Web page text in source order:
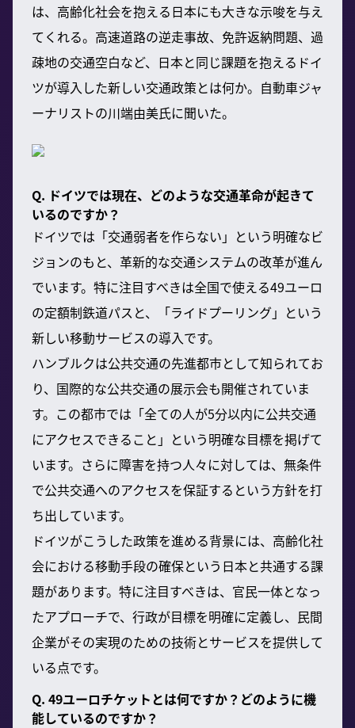
は、高齢化社会を抱える日本にも大きな示唆を与え
てくれる。高速道路の逆走事故、免許返納問題、過
疎地の交通空白など、日本と同じ課題を抱えるドイ
ツが導入した新しい交通政策とは何か。自動車ジャ
ーナリストの川端由美氏に聞いた。
Q. ドイツでは現在、どのような交通革命が起きて
いるのですか？
ドイツでは「交通弱者を作らない」という明確なビ
ジョンのもと、革新的な交通システムの改革が進ん
でいます。特に注目すべきは全国で使える49ユーロ
の定額制鉄道パスと、「ライドプーリング」という
新しい移動サービスの導入です。
ハンブルクは公共交通の先進都市として知られてお
り、国際的な公共交通の展示会も開催されていま
す。この都市では「全ての人が5分以内に公共交通
にアクセスできること」という明確な目標を掲げて
います。さらに障害を持つ人々に対しては、無条件
で公共交通へのアクセスを保証するという方針を打
ち出しています。
ドイツがこうした政策を進める背景には、高齢化社
会における移動手段の確保という日本と共通する課
題があります。特に注目すべきは、官民一体となっ
たアプローチで、行政が目標を明確に定義し、民間
企業がその実現のための技術とサービスを提供して
いる点です。
Q. 49ユーロチケットとは何ですか？どのように機
能しているのですか？